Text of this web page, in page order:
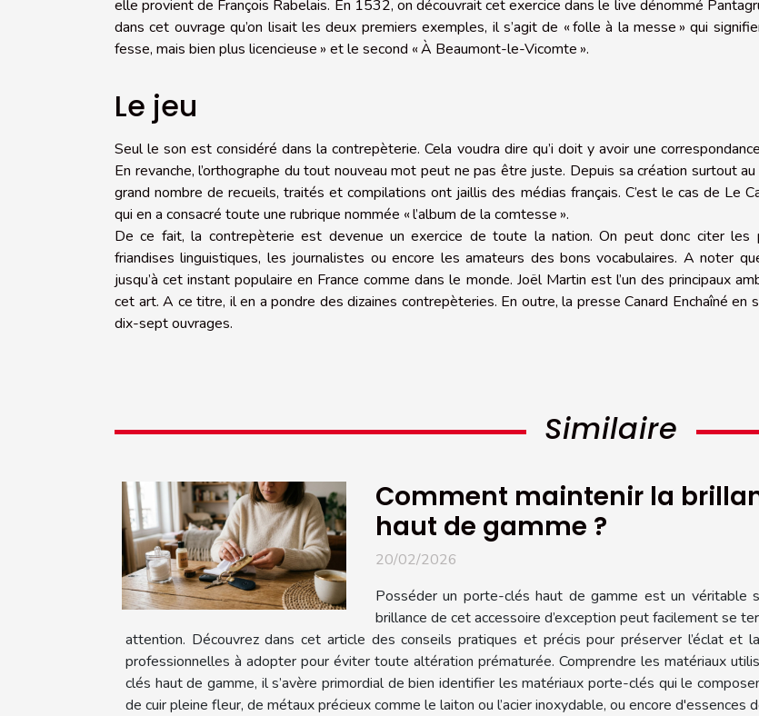
elle provient de François Rabelais. En 1532, on découvrait cet exercice dans le live dénommé
dans cet ouvrage qu’on lisait les deux premiers exemples, il s’agit de « folle à la messe » qui
fesse, mais bien plus licencieuse » et le second « À Beaumont-le-Vicomte ».
Le jeu
Seul le son est considéré dans la contrepèterie. Cela voudra dire qu’i doit y avoir une
En revanche, l’orthographe du tout nouveau mot peut ne pas être juste. Depuis sa création surtout au
grand nombre de recueils, traités et compilations ont jaillis des médias français. C’est le cas de Le
qui en a consacré toute une rubrique nommée « l’album de la comtesse ».
De ce fait, la contrepèterie est devenue un exercice de toute la nation. On peut donc citer les
friandises linguistiques, les journalistes ou encore les amateurs des bons vocabulaires. A noter
jusqu’à cet instant populaire en France comme dans le monde. Joël Martin est l’un des principaux
cet art. A ce titre, il en a pondre des dizaines contrepèteries. En outre, la presse Canard Enchaîné en
dix-sept ouvrages.
Similaire
Comment maintenir la
haut de gamme ?
20/02/2026
Posséder un porte-clés haut de gamme est un véritable
brillance de cet accessoire d’exception peut facilement se
attention. Découvrez dans cet article des conseils pratiques et précis pour préserver l’éclat
professionnelles à adopter pour éviter toute altération prématurée. Comprendre les matériaux
clés haut de gamme, il s’avère primordial de bien identifier les matériaux porte-clés qui le
de cuir pleine fleur, de métaux précieux comme le laiton ou l’acier inoxydable, ou encore d'essences